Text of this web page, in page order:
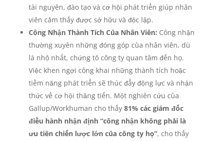
tài nguyên, đào tạo và cơ hội phát triển giúp nhân
viên cảm thấy được sở hữu và độc lập.
Công Nhận Thành Tích Của Nhân Viên: Công nhận
thường xuyên những đóng góp của nhân viên, dù
là nhỏ nhất, chứng tỏ công ty quan tâm đến họ.
Việc khen ngợi công khai những thành tích hoặc
tiềm năng phát triển sẽ thúc đẩy động lực và nhận
thức về cơ hội thăng tiến. Một nghiên cứu của
Gallup/Workhuman cho thấy 81% các giám đốc
điều hành nhận định “công nhận không phải là
ưu tiên chiến lược lớn của công ty họ”, cho thấy